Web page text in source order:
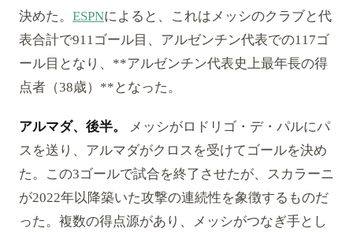
決めた。 ESPNによると、これはメッシのクラブと代
表合計で911ゴール目、アルゼンチン代表での117ゴ
ール目となり、**アルゼンチン代表史上最年長の得
点者（38歳）**となった。
アルマダ、後半。
メッシがロドリゴ・デ・パルにパ
スを送り、アルマダがクロスを受けてゴールを決め
た。この3ゴールで試合を終了させたが、スカラーニ
が2022年以降築いた攻撃の連続性を象徴するものだ
った。複数の得点源があり、メッシがつなぎ手とし